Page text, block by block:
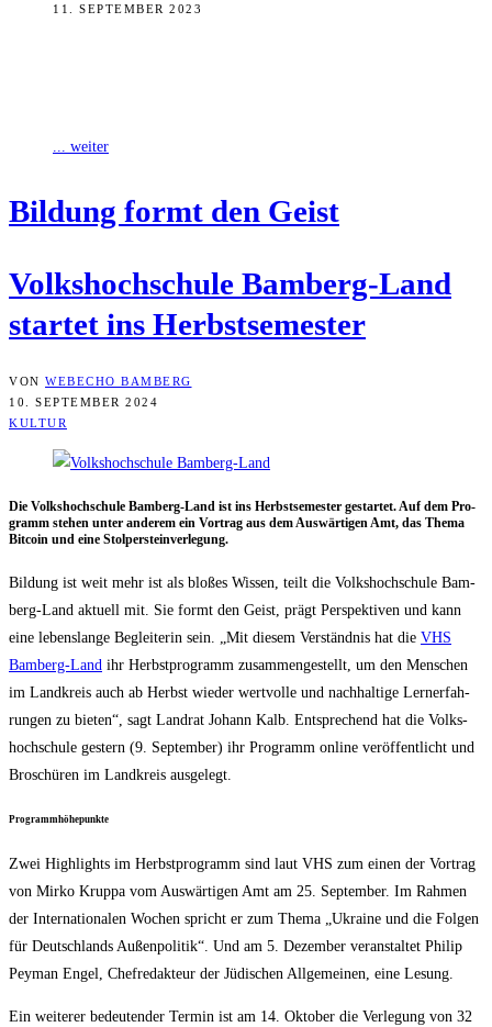
11. SEPTEMBER 2023
... weiter
Bil­dung formt den Geist
Volks­hoch­schu­le Bam­berg-Land
star­tet ins Herbstsemester
VON WEBECHO BAMBERG
10. SEPTEMBER 2024
KULTUR
Die Volks­hoch­schu­le Bam­berg-Land ist ins Herbst­se­mes­ter gestar­tet. Auf dem Pro­
gramm ste­hen unter ande­rem ein Vor­trag aus dem Aus­wär­ti­gen Amt, das The­ma
Bit­co­in und eine Stolpersteinverlegung.
Bil­dung ist weit mehr ist als blo­ßes Wis­sen, teilt die Volks­hoch­schu­le Bam­
berg-Land aktu­ell mit. Sie formt den Geist, prägt Per­spek­ti­ven und kann
eine lebens­lan­ge Beglei­te­rin sein. „Mit die­sem Ver­ständ­nis hat die VHS
Bam­berg-Land ihr Herbst­pro­gramm zusam­men­ge­stellt, um den Men­schen
im Land­kreis auch ab Herbst wie­der wert­vol­le und nach­hal­ti­ge Lern­erfah­
run­gen zu bie­ten“, sagt Land­rat Johann Kalb. Ent­spre­chend hat die Volks­
hoch­schu­le ges­tern (9. Sep­tem­ber) ihr Pro­gramm online ver­öf­fent­licht und
Bro­schü­ren im Land­kreis ausgelegt.
Pro­gramm­hö­he­punk­te
Zwei High­lights im Herbst­pro­gramm sind laut VHS zum einen der Vor­trag
von Mir­ko Krup­pa vom Aus­wär­ti­gen Amt am 25. Sep­tem­ber. Im Rah­men
der Inter­na­tio­na­len Wochen spricht er zum The­ma „Ukrai­ne und die Fol­gen
für Deutsch­lands Außen­po­li­tik“. Und am 5. Dezem­ber ver­an­stal­tet Phil­ip
Pey­man Engel, Chef­re­dak­teur der Jüdi­schen All­ge­mei­nen, eine Lesung.
Ein wei­te­rer bedeu­ten­der Ter­min ist am 14. Okto­ber die Ver­le­gung von 32